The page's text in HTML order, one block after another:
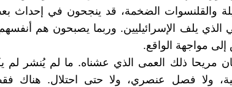
والقلنسوات الضخمة، قد ينجحون في إحداث
الذي يلف الإسرائيليين. وربما يصبحون هم
إلى مواجهة الواقع.
مريحا ذلك العمى الذي عشناه. ما لم يُنشر لم
ولا فصل عنصري، ولا حتى احتلال. هناك